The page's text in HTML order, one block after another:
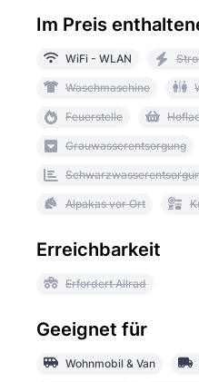
Im Preis
WiFi - WLAN
Waschmaschine
Feuerstelle
Grauwasserentsorgung
Alpakas vor Ort
Erreichbarkeit
Erfordert Allrad
Geeignet für
Wohnmobil & Van